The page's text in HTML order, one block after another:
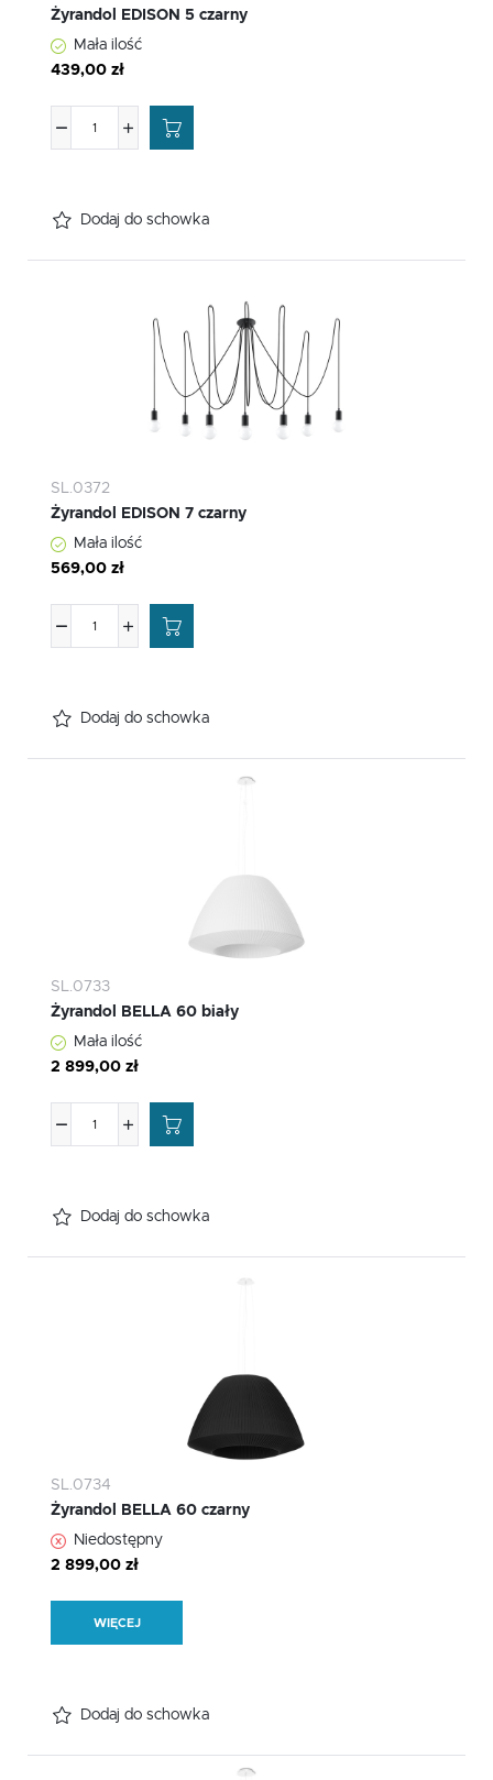
Żyrandol EDISON 5 czarny
Mała ilość
439,00 zł
Dodaj do schowka
SL.0372
Żyrandol EDISON 7 czarny
Mała ilość
569,00 zł
Dodaj do schowka
SL.0733
Żyrandol BELLA 60 biały
Mała ilość
2 899,00 zł
Dodaj do schowka
SL.0734
Żyrandol BELLA 60 czarny
Niedostępny
2 899,00 zł
WIĘCEJ
Dodaj do schowka